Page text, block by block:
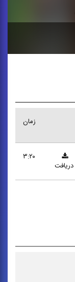
زمان
۳:۲۰
دریافت